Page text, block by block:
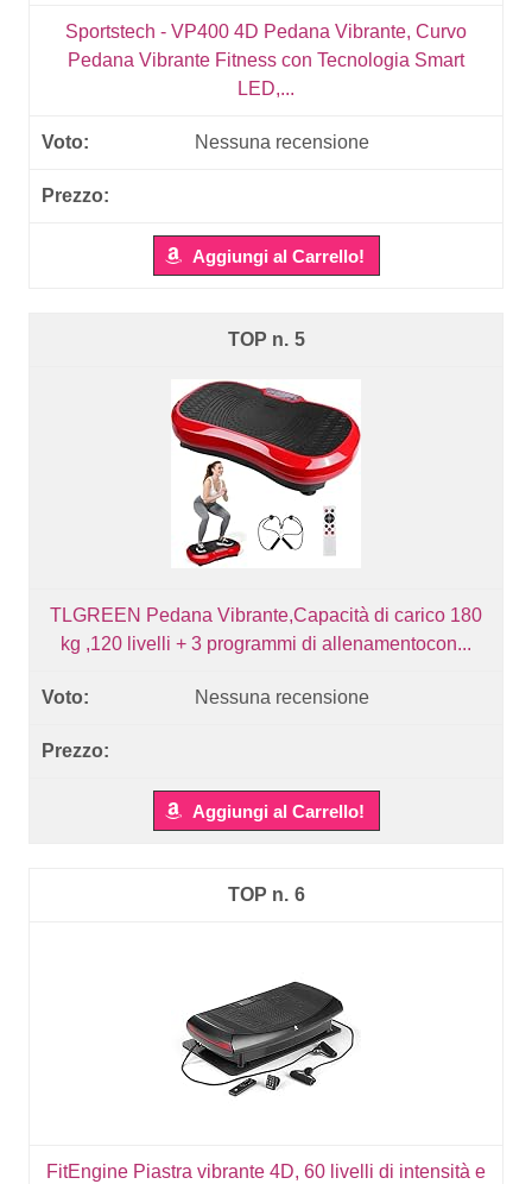
Sportstech - VP400 4D Pedana Vibrante, Curvo
Pedana Vibrante Fitness con Tecnologia Smart
LED,...
Nessuna recensione
Aggiungi al Carrello!
5
TLGREEN Pedana Vibrante,Capacità di carico 180
kg ,120 livelli + 3 programmi di allenamentocon...
Nessuna recensione
Aggiungi al Carrello!
6
FitEngine Piastra vibrante 4D, 60 livelli di intensità e